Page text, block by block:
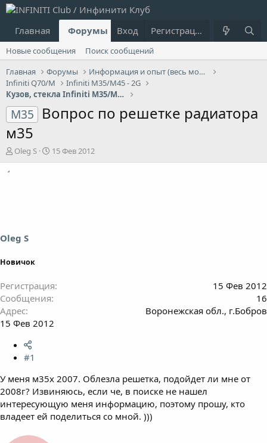
Главная Форумы Что нового?
Вход Регистрация
Новые сообщения
Поиск сообщений
Главная
Форумы
Информация и опыт (весь модельный ряд Infiniti)
Infiniti Q70/M
Infiniti M35/M45 - 2G
Кузов, стекла Infiniti M35/M45
M35 Вопрос по решетке радиатора
м35
А
в
ы
Oleg S
Д
а
15 Фев 2012
Oleg S
Новичок
Регистрация
15 Фев 2012
Сообщения
16
Адрес
Воронежская обл., г.Бобров
15 Фев 2012
#1
У меня м35х 2007. Облезла решетка, подойдет ли мне от
2008г? Извиняюсь, если че, в поиске не нашел
интересующую меня информацию, поэтому прошу, кто
владеет ей поделиться со мной. )))